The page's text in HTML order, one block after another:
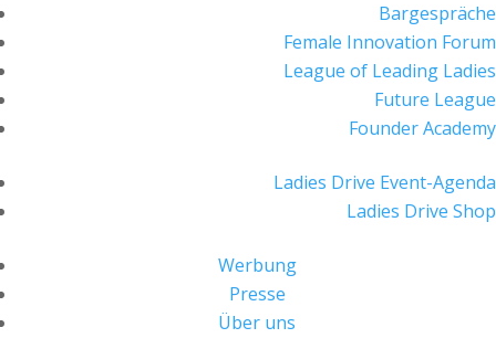
Bargespräche
Female Innovation Forum
League of Leading Ladies
Future League
Founder Academy
Ladies Drive Event-Agenda
Ladies Drive Shop
Werbung
Presse
Über uns